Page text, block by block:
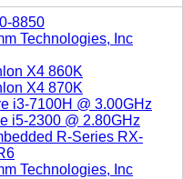
8850
Technologies, Inc
X4 860K
X4 870K
i3-7100H @ 3.00GHz
i5-2300 @ 2.80GHz
R-Series RX-
Technologies, Inc